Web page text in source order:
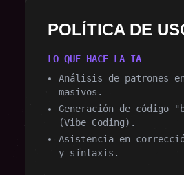
POLÍTICA DE
LO QUE HACE LA IA
Análisis de patrones
masivos.
Generación de código
(Vibe Coding).
Asistencia en
y sintaxis.